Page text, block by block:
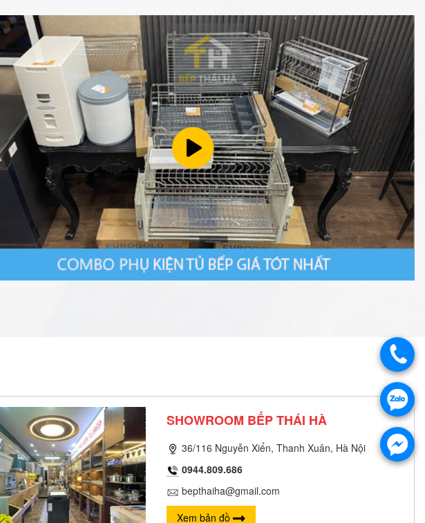
SHOWROOM BẾP THÁI HÀ
36/116 Nguyễn Xiển, Thanh Xuân, Hà Nội
0944.809.686
bepthaiha@gmail.com
Xem bản đồ